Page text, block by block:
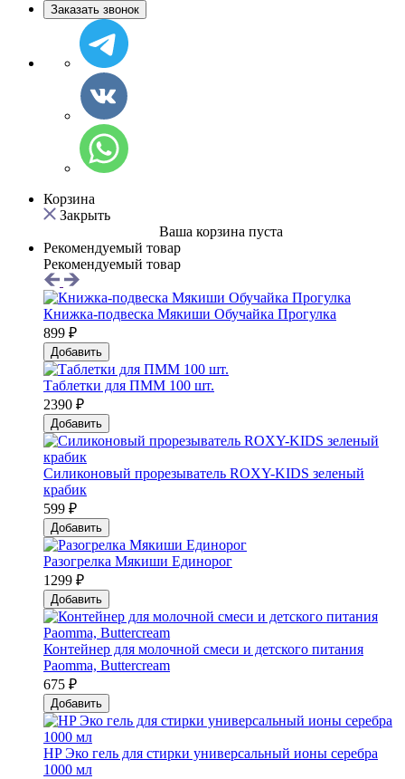
Заказать звонок
Корзина
Закрыть
Ваша корзина пуста
Рекомендуемый товар
Рекомендуемый товар
Книжка-подвеска Мякиши Обучайка Прогулка
899 ₽
Добавить
Таблетки для ПММ 100 шт.
2390 ₽
Добавить
Силиконовый прорезыватель ROXY-KIDS зеленый
крабик
599 ₽
Добавить
Разогрелка Мякиши Единорог
1299 ₽
Добавить
Контейнер для молочной смеси и детского питания
Paomma, Buttercream
675 ₽
Добавить
HP Эко гель для стирки универсальный ионы серебра
1000 мл